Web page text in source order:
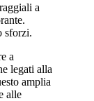
a
sforzi.
a
legati alla
amplia
alle